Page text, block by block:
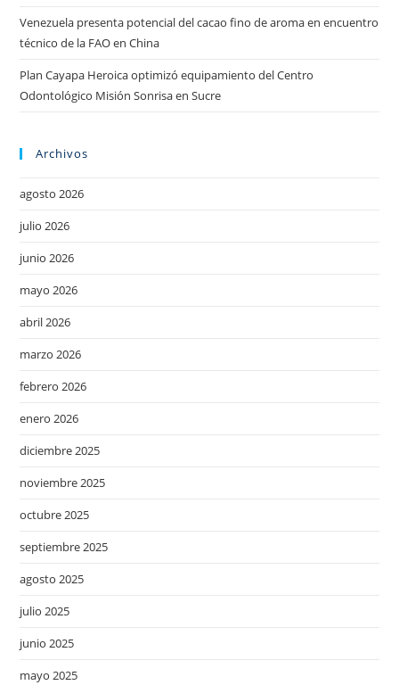
Venezuela presenta potencial del cacao fino de aroma en encuentro
técnico de la FAO en China
Plan Cayapa Heroica optimizó equipamiento del Centro
Odontológico Misión Sonrisa en Sucre
Archivos
agosto 2026
julio 2026
junio 2026
mayo 2026
abril 2026
marzo 2026
febrero 2026
enero 2026
diciembre 2025
noviembre 2025
octubre 2025
septiembre 2025
agosto 2025
julio 2025
junio 2025
mayo 2025